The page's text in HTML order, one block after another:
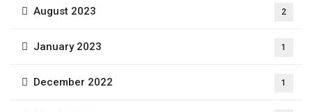
August 2023 2
January 2023 1
December 2022 1